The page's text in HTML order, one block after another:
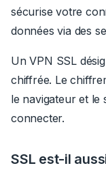
sécurise votre
données via des
Un VPN SSL
chiffrée. Le
le navigateur et le
connecter.
SSL est-il